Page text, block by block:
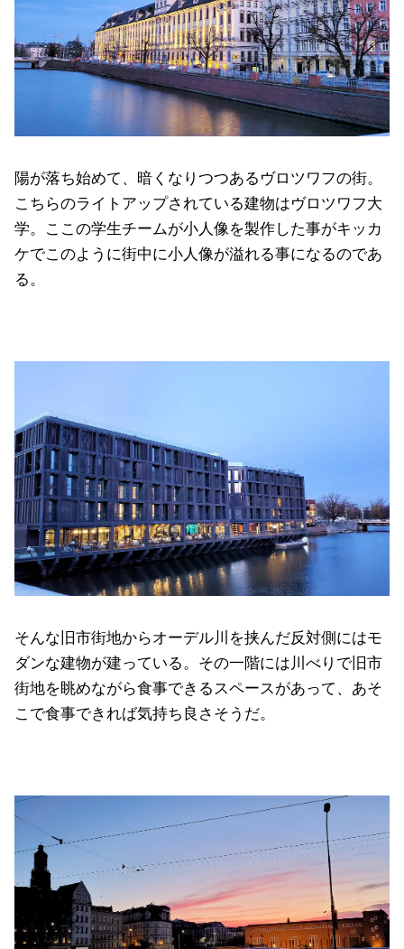
陽が落ち始めて、暗くなりつつあるヴロツワフの街。
こちらのライトアップされている建物はヴロツワフ大
学。ここの学生チームが小人像を製作した事がキッカ
ケでこのように街中に小人像が溢れる事になるのであ
る。
そんな旧市街地からオーデル川を挟んだ反対側にはモ
ダンな建物が建っている。その一階には川べりで旧市
街地を眺めながら食事できるスペースがあって、あそ
こで食事できれば気持ち良さそうだ。